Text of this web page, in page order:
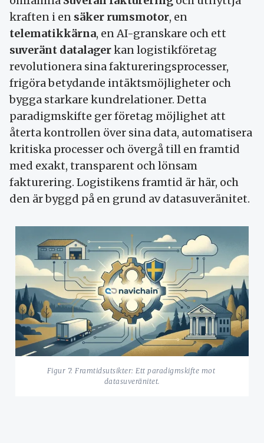
kraften i en säker rumsmotor, en
telematikkärna, en AI-granskare och ett
suveränt datalagerkan logistikföretag
revolutionera sina faktureringsprocesser,
frigöra betydande intäktsmöjligheter och
bygga starkare kundrelationer. Detta
paradigmskifte ger företag möjlighet att
återta kontrollen över sina data, automatisera
kritiska processer och övergå till en framtid
med exakt, transparent och lönsam
fakturering. Logistikens framtid är här, och
den är byggd på en grund av datasuveränitet.
Figur 7: Framtidsutsikter: Ett paradigmskifte mot
datasuveränitet.